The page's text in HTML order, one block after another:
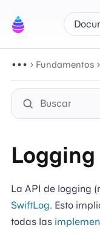
Fundamentos
La API de logging
SwiftLog. Esto
todas las